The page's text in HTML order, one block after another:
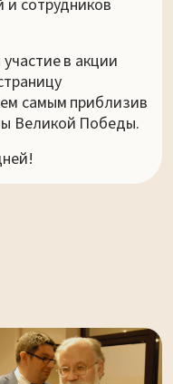
и сотрудников
в акции
самым приблизив
Великой Победы.